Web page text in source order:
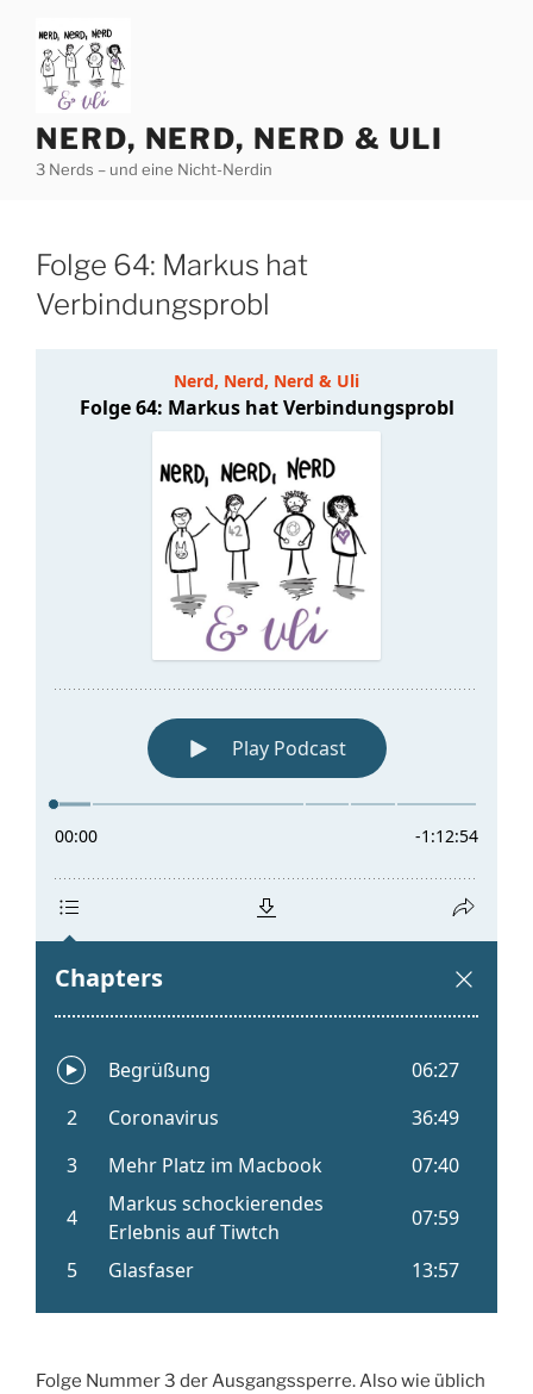
Inhalt
springen
NERD, NERD, NERD & ULI
3 Nerds – und eine Nicht-Nerdin
Folge 64: Markus hat
Verbindungsprobl
Folge Nummer 3 der Ausgangssperre. Also wie üblich